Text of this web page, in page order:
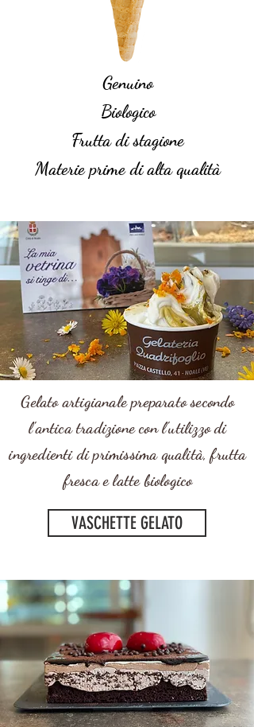
Genuino
Biologico
Frutta di stagione
Materie prime di alta qualità
Gelato artigianale preparato secondo
l'antica tradizione con l'utilizzo di
ingredienti di primissima qualità, frutta
fresca e latte biologico
VASCHETTE GELATO